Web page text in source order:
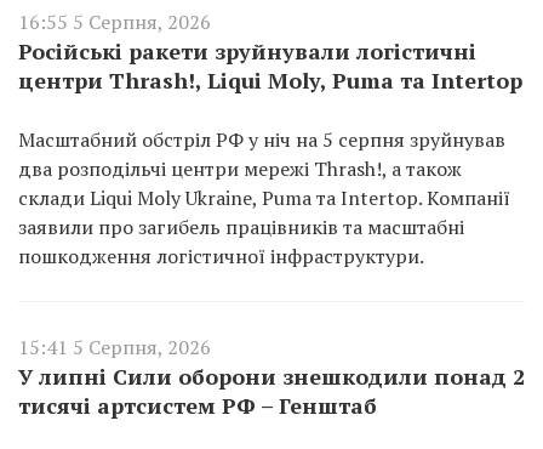
16:55 5 Серпня, 2026
Російські ракети зруйнували логістичні
центри Thrash!, Liqui Moly, Puma та Intertop
Масштабний обстріл РФ у ніч на 5 серпня зруйнував
два розподільчі центри мережі Thrash!, а також
склади Liqui Moly Ukraine, Puma та Intertop. Компанії
заявили про загибель працівників та масштабні
пошкодження логістичної інфраструктури.
15:41 5 Серпня, 2026
У липні Сили оборони знешкодили понад 2
тисячі артсистем РФ – Генштаб